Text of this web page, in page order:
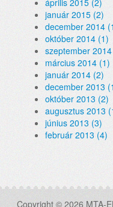
április 2015 (2)
január 2015 (2)
december 2014
október 2014 (1)
szeptember
március 2014 (1)
január 2014 (2)
december 2013
október 2013 (2)
augusztus 2013
június 2013 (3)
február 2013 (4)
Copyright © 2026 MTA-